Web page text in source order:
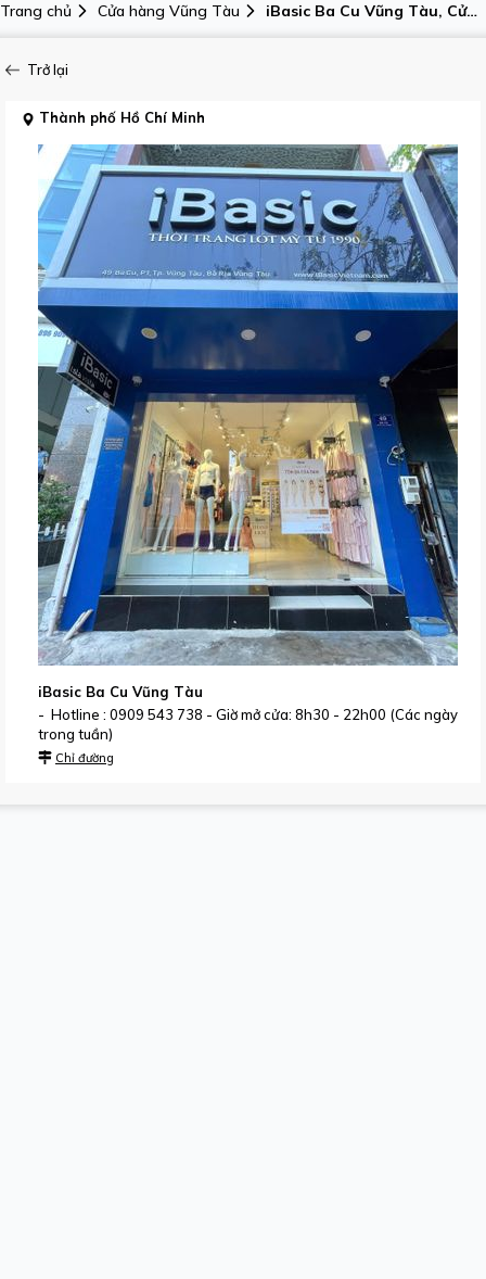
Trang chủ Cửa hàng Vũng Tàu
iBasic Ba Cu Vũng Tàu, Cửa
Trở lại
Thành phố Hồ Chí Minh
iBasic Ba Cu Vũng Tàu
- Hotline : 0909 543 738 - Giờ mở cửa: 8h30 - 22h00 (Các ngày
trong tuần)
Chỉ đường